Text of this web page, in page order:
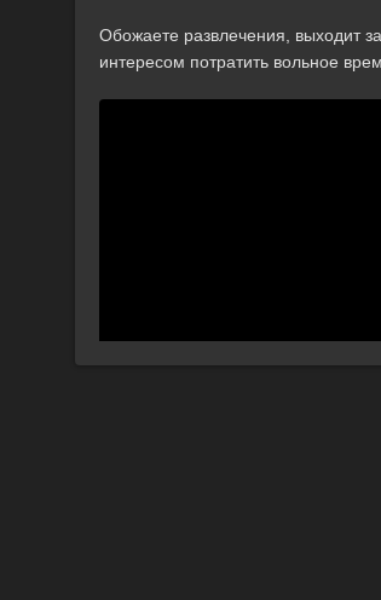
Обожаете развлечения, выходит
интересом потратить вольное